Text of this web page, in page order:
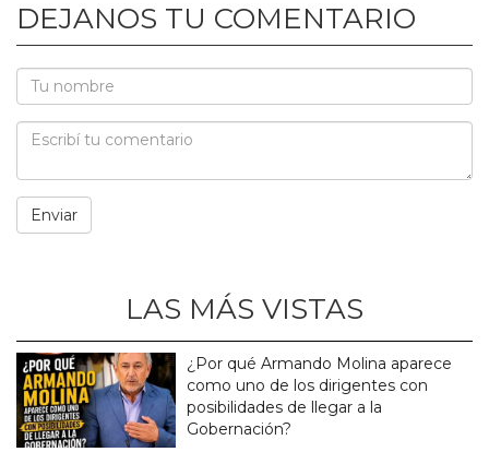
DEJANOS TU COMENTARIO
LAS MÁS VISTAS
¿Por qué Armando Molina aparece
como uno de los dirigentes con
posibilidades de llegar a la
Gobernación?